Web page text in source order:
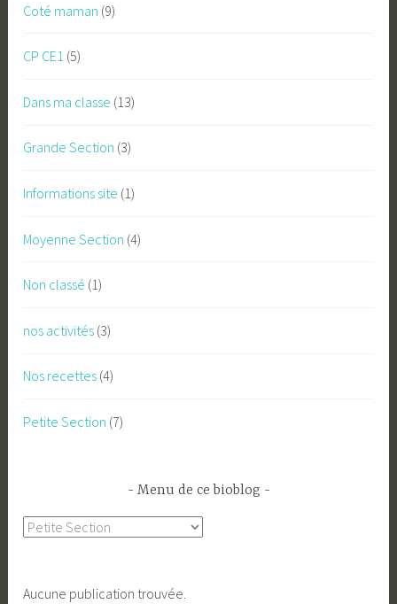
Coté maman (9)
CP CE1 (5)
Dans ma classe (13)
Grande Section (3)
Informations site (1)
Moyenne Section (4)
Non classé (1)
nos activités (3)
Nos recettes (4)
Petite Section (7)
Menu de ce bioblog
Menu
bioblog
Aucune publication trouvée.